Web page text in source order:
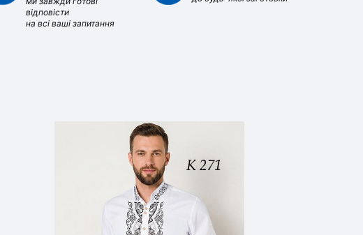
відповісти
на всі ваші запитання